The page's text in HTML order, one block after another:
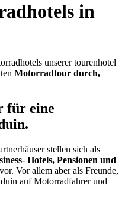
in
unserer tourenhotel
Motorradtour durch,
für eine
stellen sich als
Hotels, Pensionen und
vor. Vor allem aber als Freunde,
auf Motorradfahrer und